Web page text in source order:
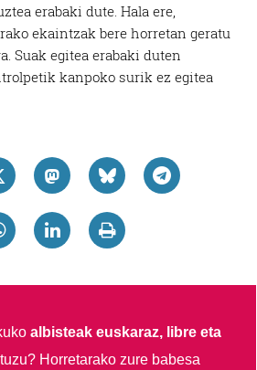
erabaki dute. Hala ere,
ekaintzak bere horretan geratu
Suak egitea erabaki duten
kanpoko surik ez egitea
albisteak euskaraz, libre eta
Horretarako zure babesa